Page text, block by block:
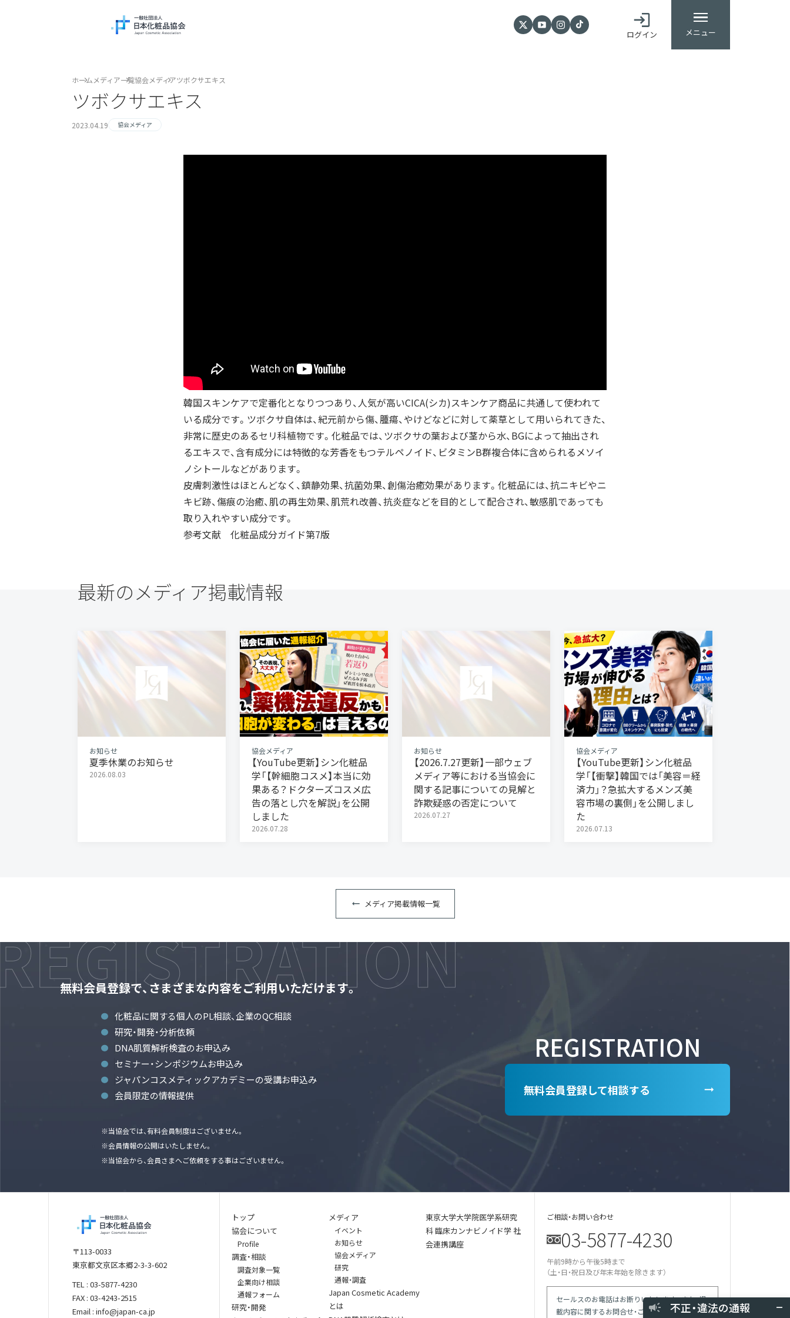
ログイン メニュー
ホーム メディア一覧協会メディアツボクサエキス
ツボクサエキス
2023.04.19 協会メディア
韓国スキンケアで定番化となりつつあり、人気が高いCICA(シカ)スキンケア商品に共通して使われて
いる成分です。ツボクサ自体は、紀元前から傷、腫瘍、やけどなどに対して薬草として用いられてきた、
非常に歴史のあるセリ科植物です。化粧品では、ツボクサの葉および茎から水、BGによって抽出され
るエキスで、含有成分には特徴的な芳香をもつテルペノイド、ビタミンB群複合体に含められるメソイ
ノシトールなどがあります。
皮膚刺激性はほとんどなく、鎮静効果、抗菌効果、創傷治癒効果があります。化粧品には、抗ニキビやニ
キビ跡、傷痕の治癒、肌の再生効果、肌荒れ改善、抗炎症などを目的として配合され、敏感肌であっても
取り入れやすい成分です。
参考文献 化粧品成分ガイド第7版
最新のメディア掲載情報
お知らせ
夏季休業のお知らせ
2026.08.03
協会メディア
【YouTube更新】シン化粧品
学「【幹細胞コスメ】本当に効
果ある？ドクターズコスメ広
告の落とし穴を解説」を公開
しました
2026.07.28
お知らせ
【2026.7.27更新】一部ウェブ
メディア等における当協会に
関する記事についての見解と
詐欺疑惑の否定について
2026.07.27
協会メディア
【YouTube更新】シン化粧品
学「【衝撃】韓国では「美容＝経
済力」？急拡大するメンズ美
容市場の裏側」を公開しまし
た
2026.07.13
メディア掲載情報一覧
無料会員登録で、さまざまな内容をご利用いただけます。
化粧品に関する個人のPL相談、企業のQC相談
研究・開発・分析依頼
DNA肌質解析検査のお申込み
セミナー・シンポジウムお申込み
ジャパンコスメティックアカデミーの受講お申込み
会員限定の情報提供
※当協会では、有料会員制度はございません。
※会員情報の公開はいたしません。
※当協会から、会員さまへご依頼をする事はございません。
REGISTRATION
無料会員登録して相談する
〒113-0033
東京都文京区本郷2-3-3-602
TEL : 03-5877-4230
FAX : 03-4243-2515
Email : info@japan-ca.jp
トップ
協会について
Profile
調査・相談
調査対象一覧
企業向け相談
通報フォーム
研究・開発
メディア
イベント
お知らせ
協会メディア
研究
通報・調査
Japan Cosmetic Academy
とは
東京大学大学院医学系研究
科 臨床カンナビノイド学 社
会連携講座
ご相談・お問い合わせ
03-5877-4230
午前9時から午後5時まで
（土・日・祝日及び年末年始を除きます）
セールスのお電話はお断りいたします。また、掲
載内容に関するお問合せ・ご質問等のお電話での不正・違法の通報
某美容雑誌の炭酸洗顔、着色料不使用と説
明があったが全成分に赤102の記載が…
で「スキンケア」等の表現を使っている
現場を目撃 使用期限切れの針ファンデに
使用期限記載なしシールを貼り換えて使用